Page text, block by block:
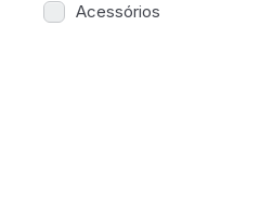
Acessórios